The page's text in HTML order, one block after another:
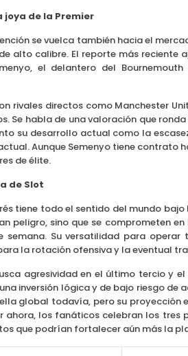
de la Premier
se vuelca también hacia el
alto calibre. El reporte más reciente
el delantero del
rivales directos como Manchester
Se habla de una valoración que
su desarrollo actual como la
Aunque Semenyo tiene contrato
de élite.
de Slot
tiene todo el sentido del mundo
peligro, sino que se comprometen
semana. Su versatilidad para
la rotación ofensiva y la eventual
agresividad en el último tercio y
inversión lógica y de bajo riesgo
global todavía, pero su proyección
ahora, los fanáticos celebran los tres
que podrían fortalecer aún más la